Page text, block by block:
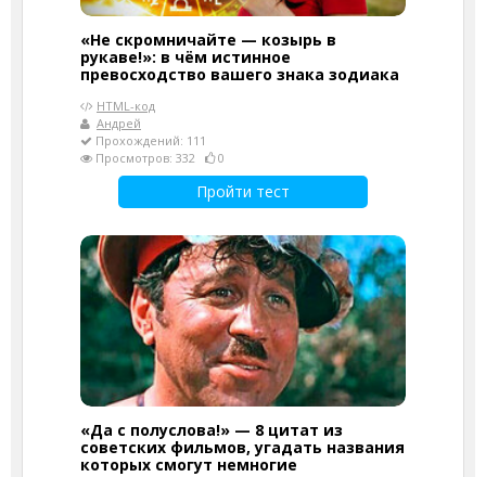
«Не скромничайте — козырь в
рукаве!»: в чём истинное
превосходство вашего знака зодиака
HTML-код
Андрей
Прохождений: 111
Просмотров: 332
0
Пройти тест
«Да с полуслова!» — 8 цитат из
советских фильмов, угадать названия
которых смогут немногие